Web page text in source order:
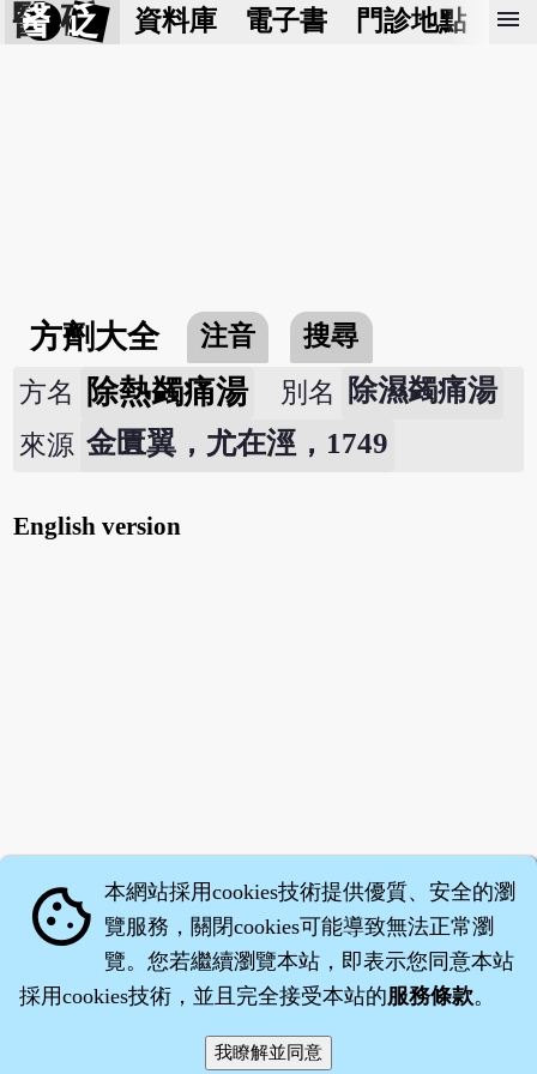
醫 砭 資料庫 電子書 門診地點 預
menu
方劑大全 注音
搜尋
方名
除熱蠲痛湯 別名 除濕蠲痛湯
來源 金匱翼，尤在涇，1749
English version
‧沈藥子©2008～2026
cookie 本網站採用cookies技術提供優質、安全的瀏
覽服務，關閉cookies可能導致無法正常瀏
覽。您若繼續瀏覽本站，即表示您同意本站
採用cookies技術，並且完全接受本站的服務條款。